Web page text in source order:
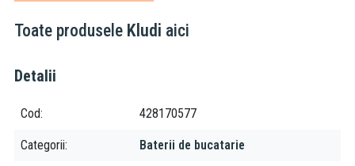
inaltime soclu: 25 mm
racorduri flexibile G 3/8
clasa de zgomot I,
Explicarea termenilor:
clase de debit:
Toate produsele Kludi aici
Detalii
Cod 428170577
Categorii Baterii de bucatarie